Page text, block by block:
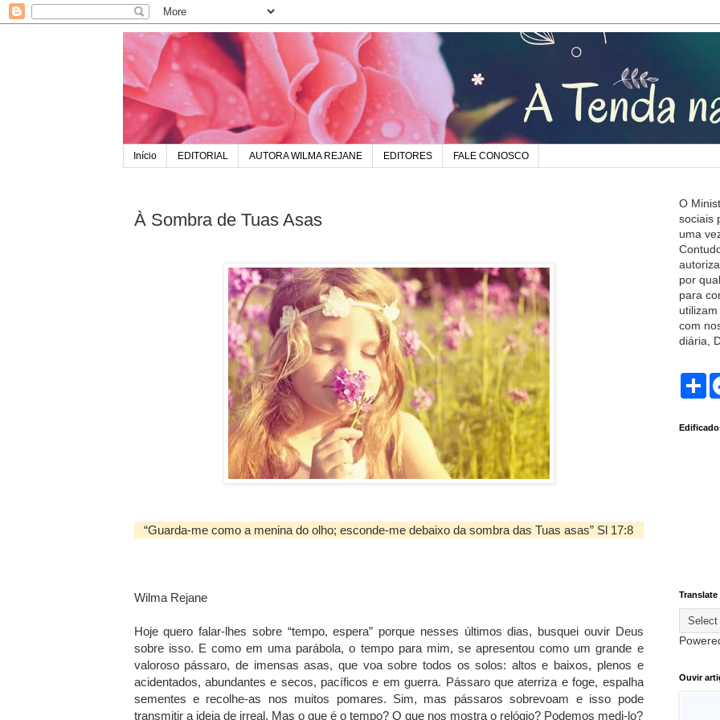
Início EDITORIAL AUTORA WILMA REJANE EDITORES FALE CONOSCO
À Sombra de Tuas Asas
“Guarda-me como a menina do olho; esconde-me debaixo da sombra das Tuas asas” Sl 17:8
Wilma Rejane
Hoje quero falar-lhes sobre “tempo, espera” porque nesses últimos dias, busquei ouvir Deus
sobre isso. E como em uma parábola, o tempo para mim, se apresentou como um grande e
valoroso pássaro, de imensas asas, que voa sobre todos os solos: altos e baixos, plenos e
acidentados, abundantes e secos, pacíficos e em guerra. Pássaro que aterriza e foge, espalha
sementes e recolhe-as nos muitos pomares. Sim, mas pássaros sobrevoam e isso pode
transmitir a ideia de irreal. Mas o que é o tempo? O que nos mostra o relógio? Podemos medi-lo?
O
sociais
uma
por
para
com
diária,
S
e
Translate
Ouvir